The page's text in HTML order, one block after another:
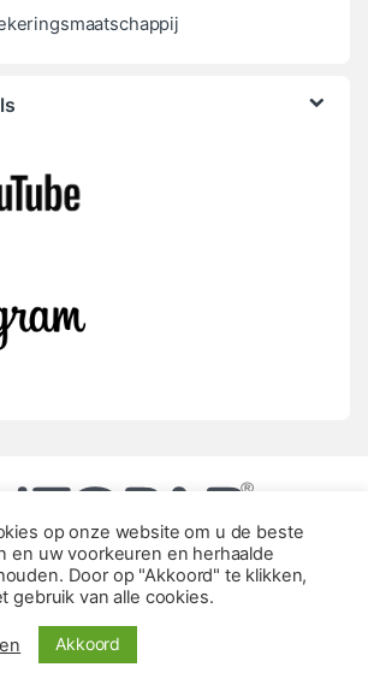
op onze website om u de beste
en uw voorkeuren en herhaalde
Door op "Akkoord" te klikken,
gebruik van alle cookies.
Akkoord